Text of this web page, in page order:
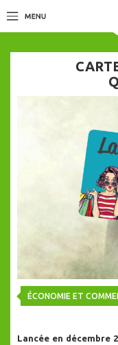
ÉCONOMIE ET
Lancée en décembre